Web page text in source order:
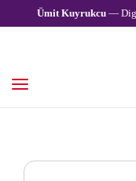
Ümit Kuyrukcu—